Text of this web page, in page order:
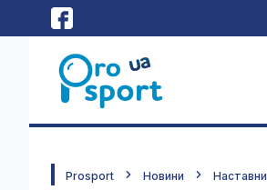
Prosport Новини